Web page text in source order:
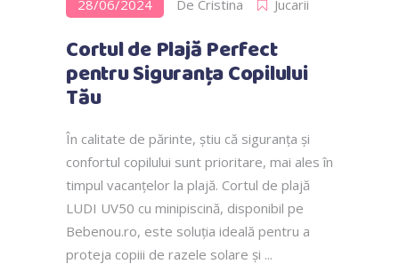
28/06/2024 De Cristina Jucarii
Cortul de Plajă Perfect
pentru Siguranța Copilului
Tău
În calitate de părinte, știu că siguranța și
confortul copilului sunt prioritare, mai ales în
timpul vacanțelor la plajă. Cortul de plajă
LUDI UV50 cu minipiscină, disponibil pe
Bebenou.ro, este soluția ideală pentru a
proteja copiii de razele solare și